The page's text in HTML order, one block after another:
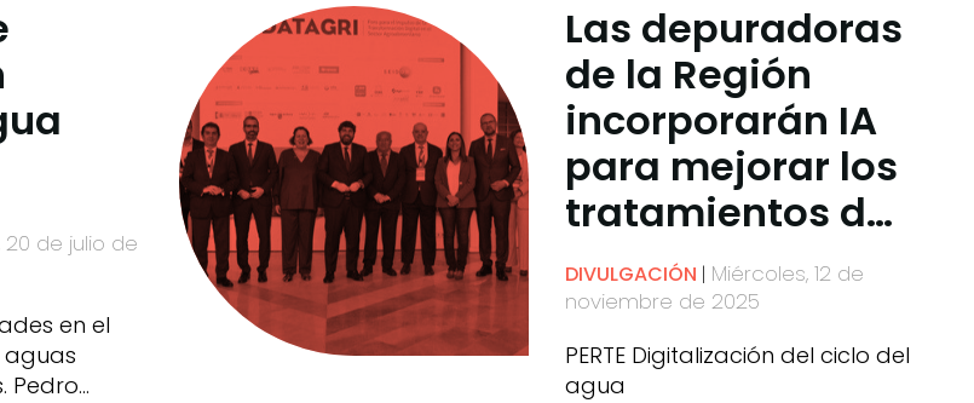
20 de julio de
en el
Pedro
Las depuradoras
de la Región
incorporarán IA
para mejorar los
tratamientos de
regeneración del
agua
DIVULGACIÓN
Miércoles, 12 de
noviembre de 2025
PERTE Digitalización del ciclo del
agua